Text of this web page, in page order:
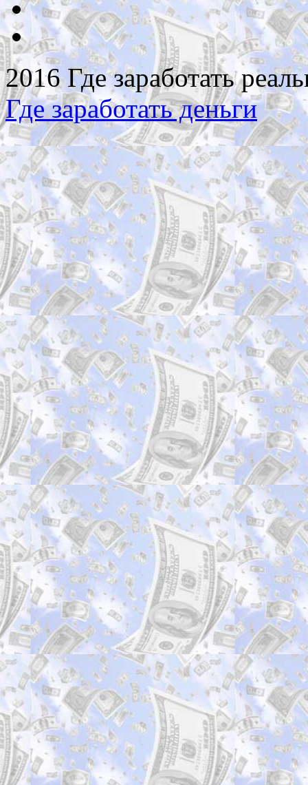
2016 Где заработать
Где заработать деньги